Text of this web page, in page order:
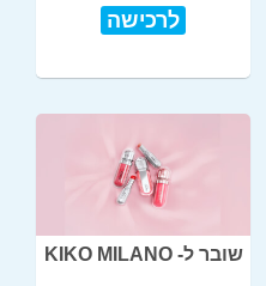
לרכישה
שובר ל- KIKO MILANO